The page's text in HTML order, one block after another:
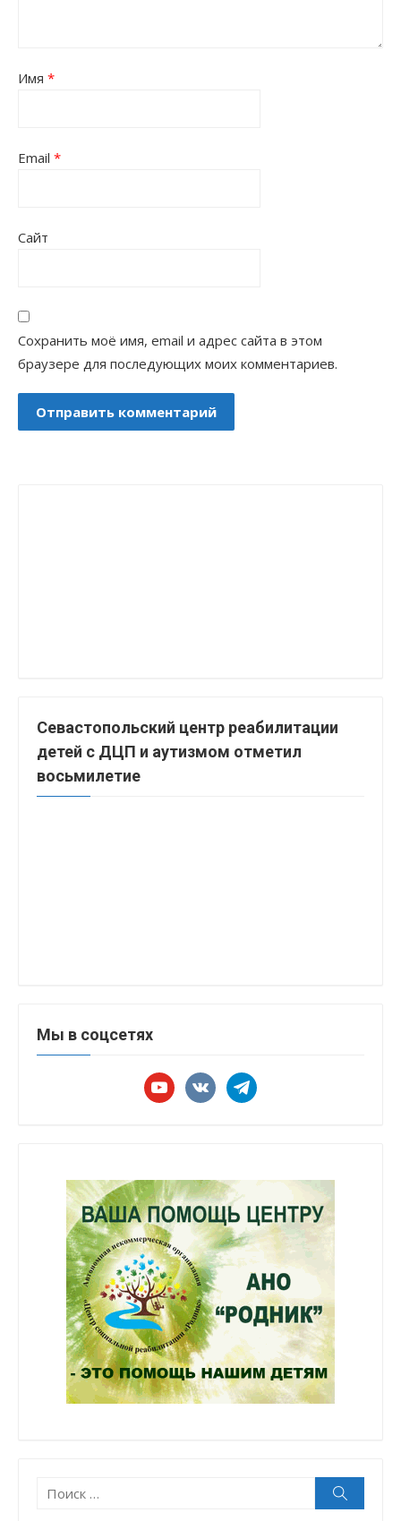
Имя *
Email *
Сайт
Сохранить моё имя, email и адрес сайта в этом
браузере для последующих моих комментариев.
Севастопольский центр реабилитации
детей с ДЦП и аутизмом отметил
восьмилетие
Мы в соцсетях
youtubevkontaktetelegram
Поиск: